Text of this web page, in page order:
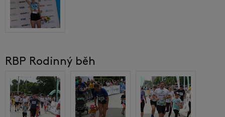
RBP Rodinný běh